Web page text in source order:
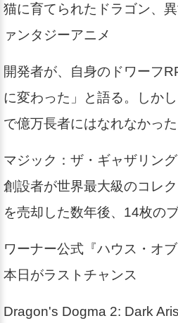
猫に育てられたドラゴン、
ァンタジーアニメ
開発者が、自身のドワーフ
に変わった」と語る。しか
で億万長者にはなれなかった
マジック：ザ・ギャザリン
創設者が世界最大級のコレ
を売却した数年後、14枚の
ワーナー公式『ハウス・オ
本日がラストチャンス
Dragon's Dogma 2: Dark